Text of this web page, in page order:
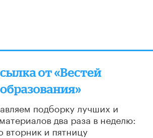
от «Вестей
образования»
подборку лучших и
два раза в неделю:
вторник и пятницу